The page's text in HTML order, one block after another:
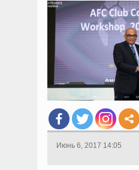
Июнь 6, 2017 14:05